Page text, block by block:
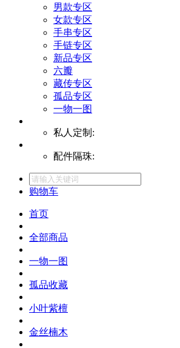
男款专区
女款专区
手串专区
手链专区
新品专区
六瓣
藏传专区
孤品专区
一物一图
私人定制:
配件隔珠:
购物车
首页
全部商品
一物一图
孤品收藏
小叶紫檀
金丝楠木